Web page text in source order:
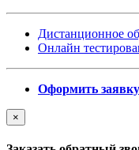
Дистанционное
Онлайн
Оформить
×